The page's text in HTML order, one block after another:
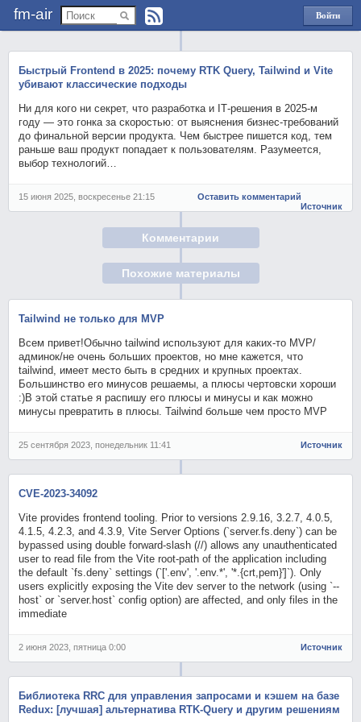
fm-air
Войти
через
Быстрый Frontend в 2025: почему RTK Query, Tailwind и Vite
убивают классические подходы
Ни для кого ни секрет, что разработка и IT‑решения в 2025-м
году — это гонка за скоростью: от выяснения бизнес‑требований
до финальной версии продукта. Чем быстрее пишется код, тем
раньше ваш продукт попадает к пользователям. Разумеется,
выбор технологий…
15 июня 2025, воскресенье 21:15
Оставить комментарий
Источник
Комментарии
Похожие материалы
Tailwind не только для MVP
Всем привет!Обычно tailwind используют для каких-то MVP/
админок/не очень больших проектов, но мне кажется, что
tailwind, имеет место быть в средних и крупных проектах.
Большинство его минусов решаемы, а плюсы чертовски хороши
:)В этой статье я распишу его плюсы и минусы и как можно
минусы превратить в плюсы. Tailwind больше чем просто MVP
25 сентября 2023, понедельник 11:41 Источник
CVE-2023-34092
Vite provides frontend tooling. Prior to versions 2.9.16, 3.2.7, 4.0.5,
4.1.5, 4.2.3, and 4.3.9, Vite Server Options (`server.fs.deny`) can be
bypassed using double forward-slash (//) allows any unauthenticated
user to read file from the Vite root-path of the application including
the default `fs.deny` settings (`['.env', '.env.*', '*.{crt,pem}']`). Only
users explicitly exposing the Vite dev server to the network (using `--
host` or `server.host` config option) are affected, and only files in the
immediate
2 июня 2023, пятница 0:00 Источник
Библиотека RRC для управления запросами и кэшем на базе
Redux: [лучшая] альтернатива RTK-Query и другим решениям